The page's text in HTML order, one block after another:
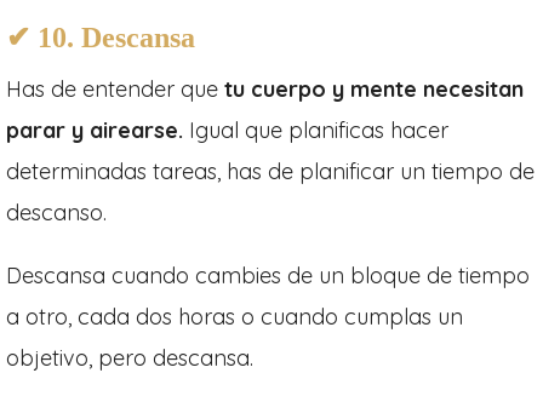
✔ 10. Descansa
Has de entender que tu cuerpo y mente necesitan
parar y airearse. Igual que planificas hacer
determinadas tareas, has de planificar un tiempo de
descanso.
Descansa cuando cambies de un bloque de tiempo
a otro, cada dos horas o cuando cumplas un
objetivo, pero descansa.